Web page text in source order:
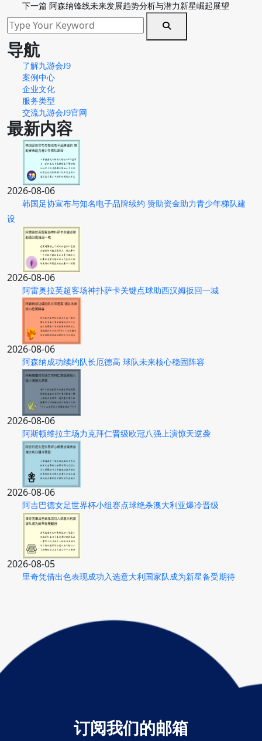
下一篇 阿森纳锋线未来发展趋势分析与潜力新星崛起展望
导航
了解九游会J9
案例中心
企业文化
服务类型
交流九游会J9官网
最新内容
2026-08-06
韩国足协宣布与知名电子品牌续约 赞助资金助力青少年梯队建
设
2026-08-06
阿雷奥拉英超客场神扑萨卡关键点球助西汉姆扳回一城
2026-08-06
阿森纳成功续约队长厄德高 球队未来核心稳固阵容
2026-08-06
阿斯顿维拉主场力克拜仁晋级欧冠八强上演惊天逆袭
2026-08-06
阿吉巴德女足世界杯小组赛点球绝杀澳大利亚爆冷晋级
2026-08-05
里奇凭借出色表现成功入选意大利国家队成为新星备受期待
订阅我们的邮箱